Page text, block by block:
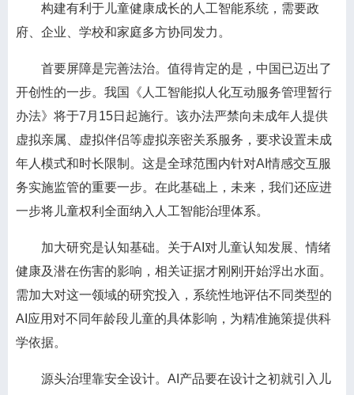
构建有利于儿童健康成长的人工智能系统，需要政
府、企业、学校和家庭多方协同发力。
首要屏障是完善法治。值得肯定的是，中国已迈出了
开创性的一步。我国《人工智能拟人化互动服务管理暂行
办法》将于7月15日起施行。该办法严禁向未成年人提供
虚拟亲属、虚拟伴侣等虚拟亲密关系服务，要求设置未成
年人模式和时长限制。这是全球范围内针对AI情感交互服
务实施监管的重要一步。在此基础上，未来，我们还应进
一步将儿童权利全面纳入人工智能治理体系。
加大研究是认知基础。关于AI对儿童认知发展、情绪
健康及潜在伤害的影响，相关证据才刚刚开始浮出水面。
需加大对这一领域的研究投入，系统性地评估不同类型的
AI应用对不同年龄段儿童的具体影响，为精准施策提供科
学依据。
源头治理靠安全设计。AI产品要在设计之初就引入儿